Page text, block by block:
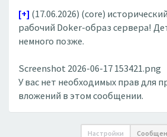
[+] (17.06.2026) (core)
рабочий Doker-образ сервера!
немного позже.
Screenshot 2026-06-17 153421.png
У вас нет необходимых прав для
вложений в этом сообщении.
Настройки